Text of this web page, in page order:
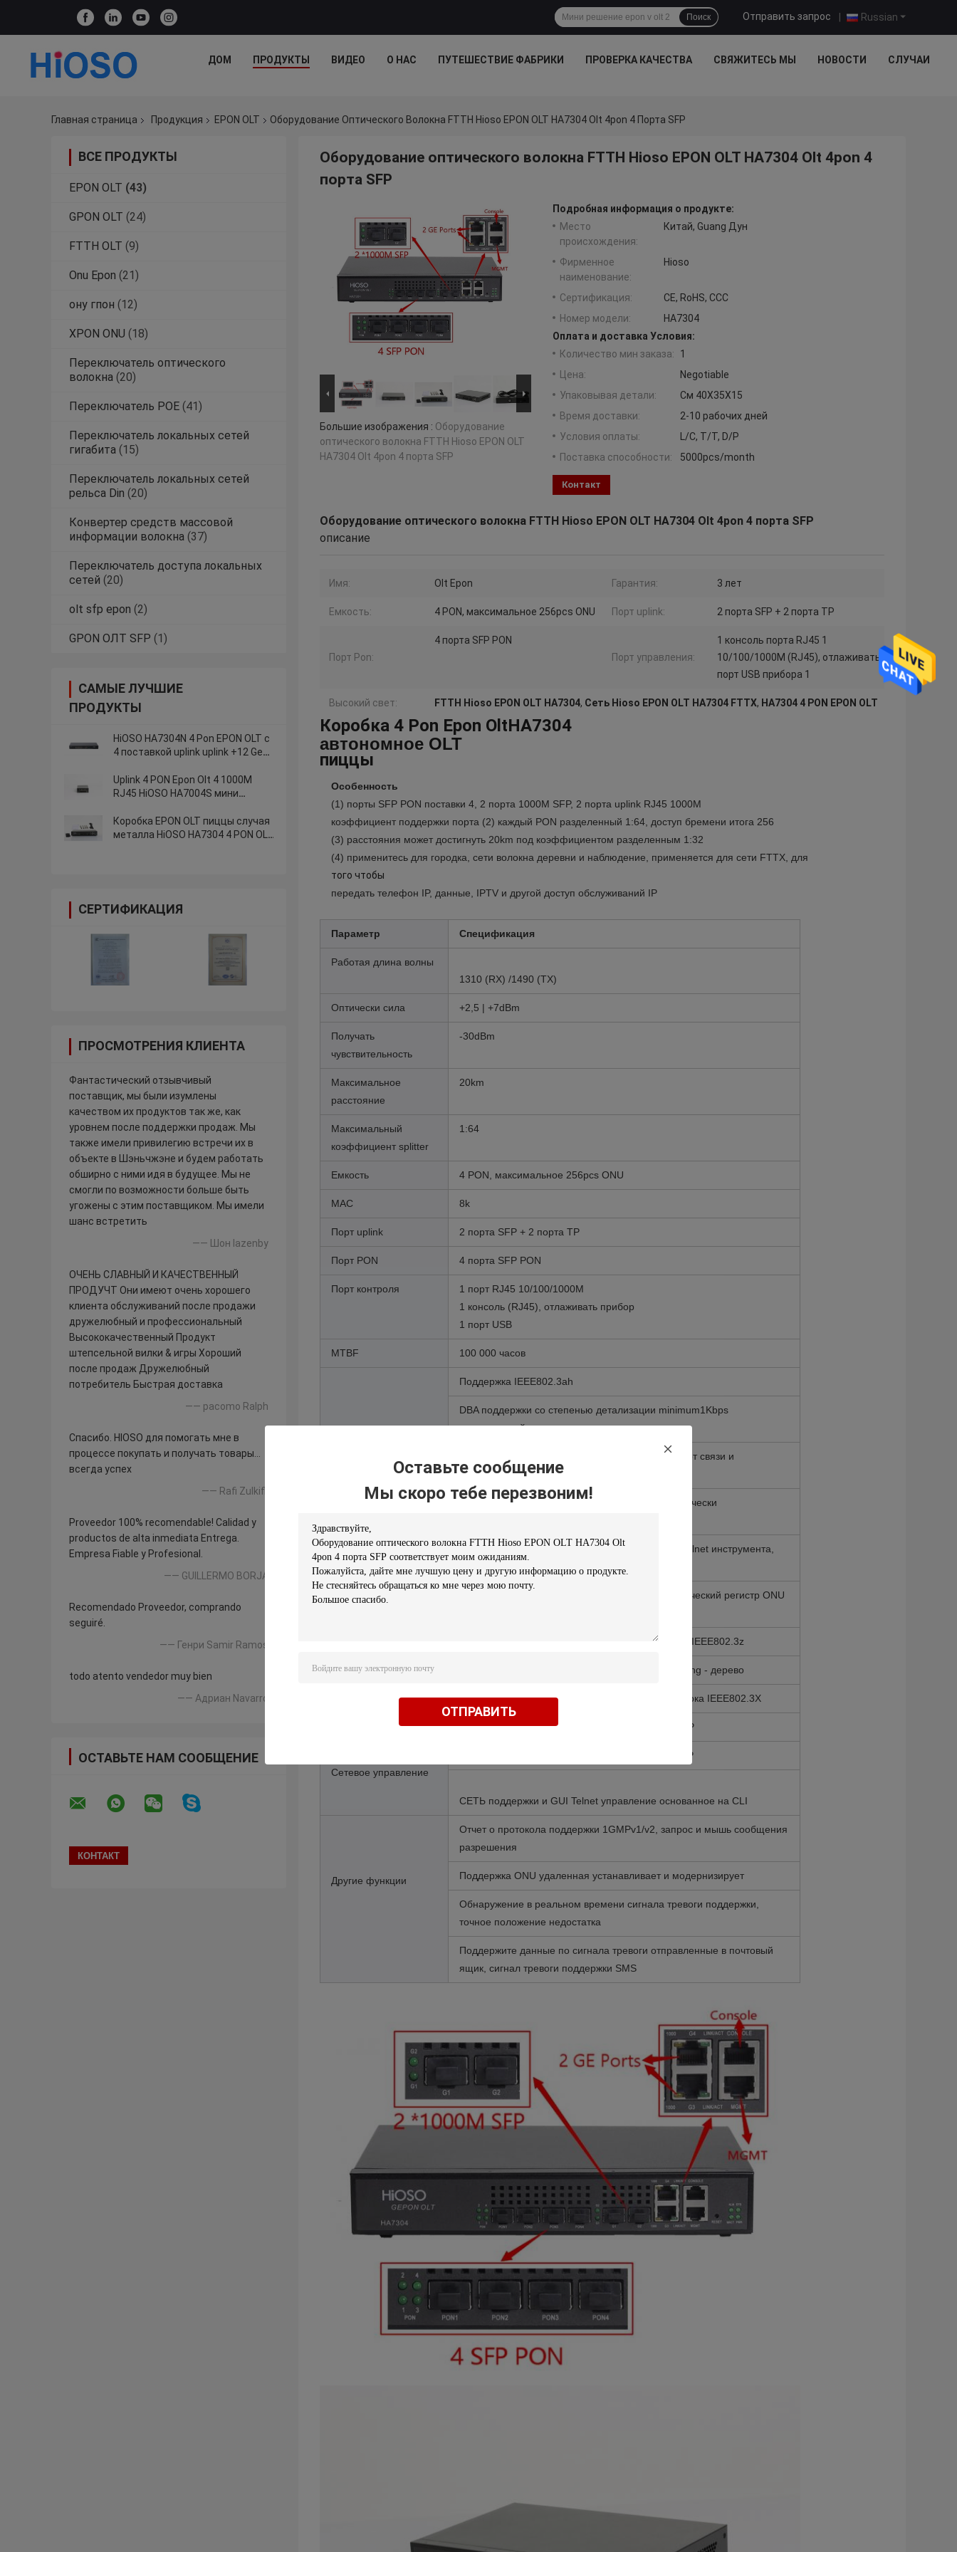
Оставьте сообщение
Мы скоро тебе перезвоним!
ОТПРАВИТЬ
Russian
Отправить запрос |
Поиск
ДОМ ПРОДУКТЫ ВИДЕО О НАС ПУТЕШЕСТВИЕ ФАБРИКИ ПРОВЕРКА КАЧЕСТВА СВЯЖИТЕСЬ МЫ НОВОСТИ СЛУЧАИ
Главная страница Продукция EPON OLT Оборудование Оптического Волокна FTTH Hioso EPON OLT HA7304 Olt 4pon 4 Порта SFP
ВСЕ ПРОДУКТЫ
EPON OLT (43)
GPON OLT (24)
FTTH OLT (9)
Onu Epon (21)
ону гпон (12)
XPON ONU (18)
Переключатель оптического
волокна (20)
Переключатель POE (41)
Переключатель локальных сетей
гигабита (15)
Переключатель локальных сетей
рельса Din (20)
Конвертер средств массовой
информации волокна (37)
Переключатель доступа локальных
сетей (20)
olt sfp epon (2)
GPON ОЛТ ​​SFP (1)
САМЫЕ ЛУЧШИЕ
ПРОДУКТЫ
HiOSO HA7304N 4 Pon EPON OLT с
4 поставкой uplink uplink +12 Ge
поддержки БРЕМЕНИ
Uplink 4 PON Epon Olt 4 1000M
RJ45 HiOSO HA7004S мини
совместимое с другим бременем
Onts брендов
Коробка EPON OLT пиццы случая
металла HiOSO HA7304 4 PON OLT
СЕРТИФИКАЦИЯ
ПРОСМОТРЕНИЯ КЛИЕНТА
Фантастический отзывчивый
поставщик, мы были изумлены
качеством их продуктов так же, как
уровнем после поддержки продаж. Мы
также имели привилегию встречи их в
объекте в Шэньчжэне и будем работать
обширно с ними идя в будущее. Мы не
смогли по возможности больше быть
угожены с этим поставщиком. Мы имели
шанс встретить
—— Шон lazenby
ОЧЕНЬ СЛАВНЫЙ И КАЧЕСТВЕННЫЙ
ПРОДУЧТ Они имеют очень хорошего
клиента обслуживаний после продажи
дружелюбный и профессиональный
Высококачественный Продукт
штепсельной вилки & игры Хороший
после продаж Дружелюбный
потребитель Быстрая доставка
—— pacomo Ralph
Спасибо. HIOSO для помогать мне в
процессе покупать и получать товары…
всегда успех
—— Rafi Zulkifli
Proveedor 100% recomendable! Calidad y
productos de alta inmediata Entrega.
Empresa Fiable y Profesional.
—— GUILLERMO BORJA
Recomendado Proveedor, comprando
seguiré.
—— Генри Samir Ramos
todo atento vendedor muy bien
—— Адриан Navarro
ОСТАВЬТЕ НАМ СООБЩЕНИЕ
Оборудование оптического волокна FTTH Hioso EPON OLT HA7304 Olt 4pon 4
порта SFP
Большие изображения : Оборудование
оптического волокна FTTH Hioso EPON OLT
HA7304 Olt 4pon 4 порта SFP
Подробная информация о продукте:
Место
происхождения:
Китай, Guang Дун
Фирменное
наименование:
Hioso
Сертификация:
CE, RoHS, CCC
Номер модели:
HA7304
Оплата и доставка Условия:
Количество мин заказа:
1
Цена:
Negotiable
Упаковывая детали:
См 40X35X15
Время доставки:
2-10 рабочих дней
Условия оплаты:
L/C, T/T, D/P
Поставка способности:
5000pcs/month
Контакт
Оборудование оптического волокна FTTH Hioso EPON OLT HA7304 Olt 4pon 4 порта SFP
описание
Имя: Olt Epon Гарантия: 3 лет
Емкость: 4 PON, максимальное 256pcs ONU Порт uplink: 2 порта SFP + 2 порта TP
Порт Pon:
4 порта SFP PON
Порт управления:
1 консоль порта RJ45 1
10/100/1000M (RJ45), отлаживать
порт USB прибора 1
Высокий свет: FTTH Hioso EPON OLT HA7304, Сеть Hioso EPON OLT HA7304 FTTX, HA7304 4 PON EPON OLT
Коробка 4 Pon Epon OltHA7304
автономное OLT
пиццы
Особенность
(1) порты SFP PON поставки 4, 2 порта 1000M SFP, 2 порта uplink RJ45 1000M
коэффициент поддержки порта (2) каждый PON разделенный 1:64, доступ бремени итога 256
(3) расстояния может достигнуть 20km под коэффициентом разделенным 1:32
(4) применитесь для городка, сети волокна деревни и наблюдение, применяется для сети FTTX, для
того чтобы
передать телефон IP, данные, IPTV и другой доступ обслуживаний IP
Параметр Спецификация
Работая длина волны
1310 (RX) /1490 (TX)
Оптически сила +2,5 | +7dBm
Получать
чувствительность
-30dBm
Максимальное
расстояние
20km
Максимальный
коэффициент splitter
1:64
Емкость 4 PON, максимальное 256pcs ONU
MAC 8k
Порт uplink 2 порта SFP + 2 порта TP
Порт PON 4 порта SFP PON
Порт контроля
1 порт RJ45 10/100/1000M
1 консоль (RJ45), отлаживать прибор
1 порт USB
MTBF 100 000 часов
Поддержка IEEE802.3ah
DBA поддержки со степенью детализации minimum1Kbps
регулируемой
Поддержка 1Gbps вверх по ширине полосы частот связи и
нисходящего канала симметричной
Шифрование поддержки AES-128 к каждому логически
Функция поддержки сильная OAM, управление telnet инструмента,
обслуживание и подъем
Открытие поддержки автоматическое и автоматический регистр ONU
Поддержка IEEE802.3, IEEE802.3u, IEEE802.3ab, IEEE802.3z
Поддержка IEEE802.1Q VLAN, IEEE802.1d spanning - дерево
Поддержка IEEE 802.1P QoS, регулирование потока IEEE802.3X
Хобот поддержки IEEE802.3ad, IEEE802.1W RSTP
Сетевое управление
Управление GUI поддержки основанное на SNMP
СЕТЬ поддержки и GUI Telnet управление основанное на CLI
Другие функции
Отчет о протокола поддержки 1GMPv1/v2, запрос и мышь сообщения
разрешения
Поддержка ONU удаленная устанавливает и модернизирует
Обнаружение в реальном времени сигнала тревоги поддержки,
точное положение недостатка
Поддержите данные по сигнала тревоги отправленные в почтовый
ящик, сигнал тревоги поддержки SMS